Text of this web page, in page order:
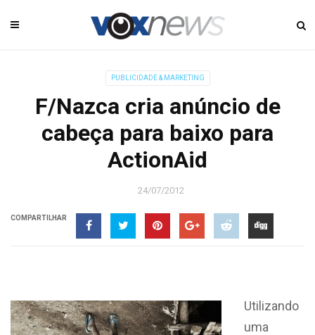
PUBLICIDADE & MARKETING
F/Nazca cria anúncio de
cabeça para baixo para
ActionAid
24/07/2012
COMPARTILHAR
Utilizando
uma